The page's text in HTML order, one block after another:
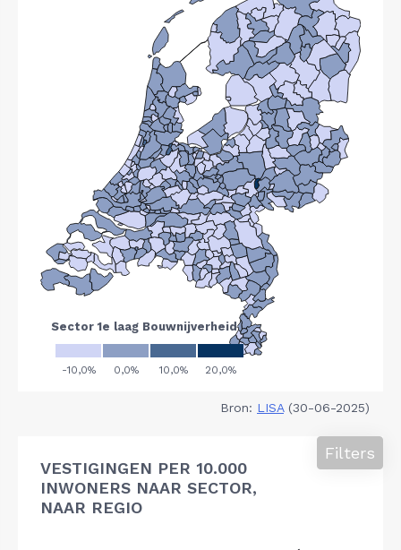
Bron: LISA(30-06-2025)
VESTIGINGEN PER 10.000
INWONERS NAAR SECTOR,
NAAR REGIO
Filters